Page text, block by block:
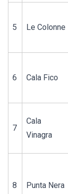
5 Le Colonne
6 Cala Fico
7
Cala
Vinagra
8 Punta Nera